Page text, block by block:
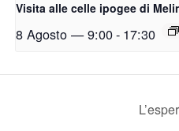
Visita alle celle ipogee di
8 Agosto — 9:00- 17:30